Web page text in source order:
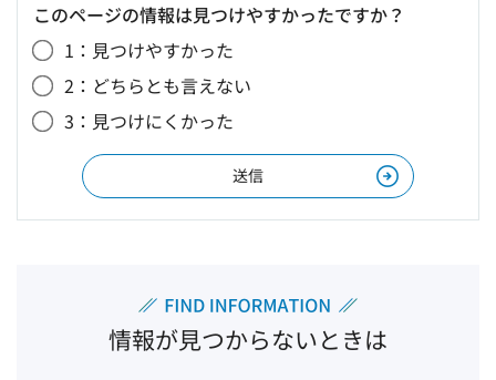
このページの情報は見つけやすかったですか？
1：見つけやすかった
2：どちらとも言えない
3：見つけにくかった
情報が見つからないときは